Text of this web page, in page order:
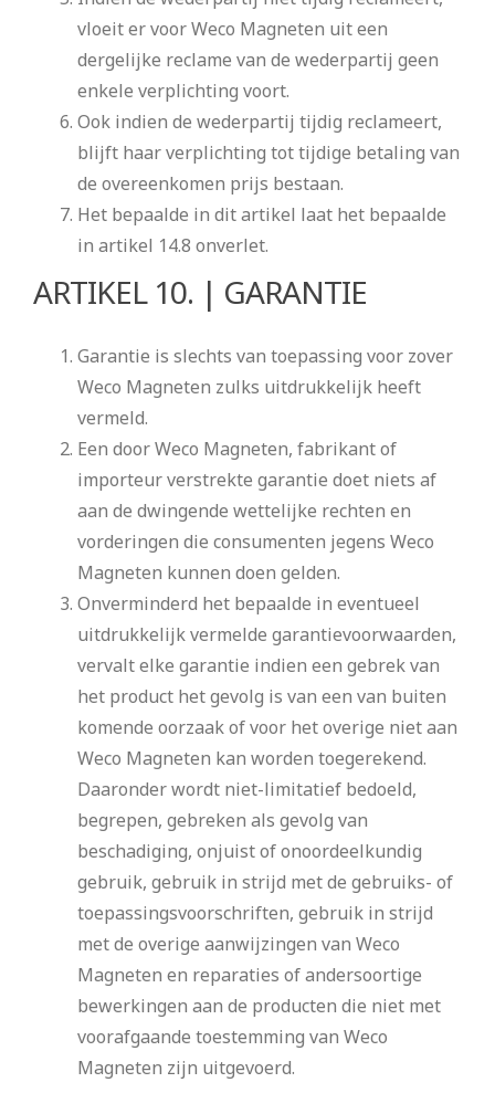
vloeit er voor Weco Magneten uit een
dergelijke reclame van de wederpartij geen
enkele verplichting voort.
Ook indien de wederpartij tijdig reclameert,
blijft haar verplichting tot tijdige betaling van
de overeenkomen prijs bestaan.
Het bepaalde in dit artikel laat het bepaalde
in artikel 14.8 onverlet.
ARTIKEL 10. | GARANTIE
Garantie is slechts van toepassing voor zover
Weco Magneten zulks uitdrukkelijk heeft
vermeld.
Een door Weco Magneten, fabrikant of
importeur verstrekte garantie doet niets af
aan de dwingende wettelijke rechten en
vorderingen die consumenten jegens Weco
Magneten kunnen doen gelden.
Onverminderd het bepaalde in eventueel
uitdrukkelijk vermelde garantievoorwaarden,
vervalt elke garantie indien een gebrek van
het product het gevolg is van een van buiten
komende oorzaak of voor het overige niet aan
Weco Magneten kan worden toegerekend.
Daaronder wordt niet-limitatief bedoeld,
begrepen, gebreken als gevolg van
beschadiging, onjuist of onoordeelkundig
gebruik, gebruik in strijd met de gebruiks- of
toepassingsvoorschriften, gebruik in strijd
met de overige aanwijzingen van Weco
Magneten en reparaties of andersoortige
bewerkingen aan de producten die niet met
voorafgaande toestemming van Weco
Magneten zijn uitgevoerd.